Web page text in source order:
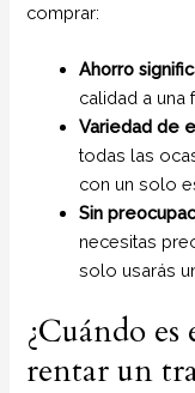
comprar:
Ahorro
calidad a una
Variedad de
todas las
con un solo
Sin
necesitas
solo usarás
¿Cuándo
rentar un